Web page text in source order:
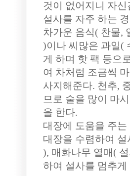
것이 없어지니 자
설사를 자주 하는
차가운 음식( 찬물,
)이나 씨많은 과일(
게 하며 핫 팩 등으
여 차처럼 조금씩
사지해준다. 천추,
므로 술을 많이 마
을 한다.
대장에 도움을 주
대장을 수렴하여
), 매화나무 열매(
하여 설사를 멈추